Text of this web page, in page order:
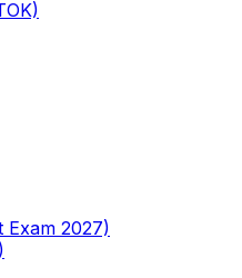
Exam 2027)